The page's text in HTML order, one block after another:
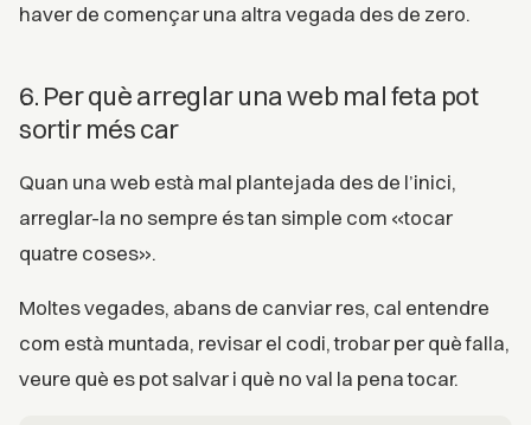
haver de començar una altra vegada des de zero.
6. Per què arreglar una web mal feta pot
sortir més car
Quan una web està mal plantejada des de l’inici,
arreglar-la no sempre és tan simple com «tocar
quatre coses».
Moltes vegades, abans de canviar res, cal entendre
com està muntada, revisar el codi, trobar per què falla,
veure què es pot salvar i què no val la pena tocar.